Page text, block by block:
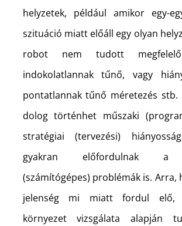
helyzetek, például amikor egy-
szituáció miatt előáll egy olyan
robot nem tudott
indokolatlannak tűnő, vagy
pontatlannak tűnő méretezés stb.
dolog történhet műszaki
stratégiai (tervezési)
gyakran előfordulnak a
(számítógépes) problémák is. Arra,
jelenség mi miatt fordul elő,
környezet vizsgálata alapján